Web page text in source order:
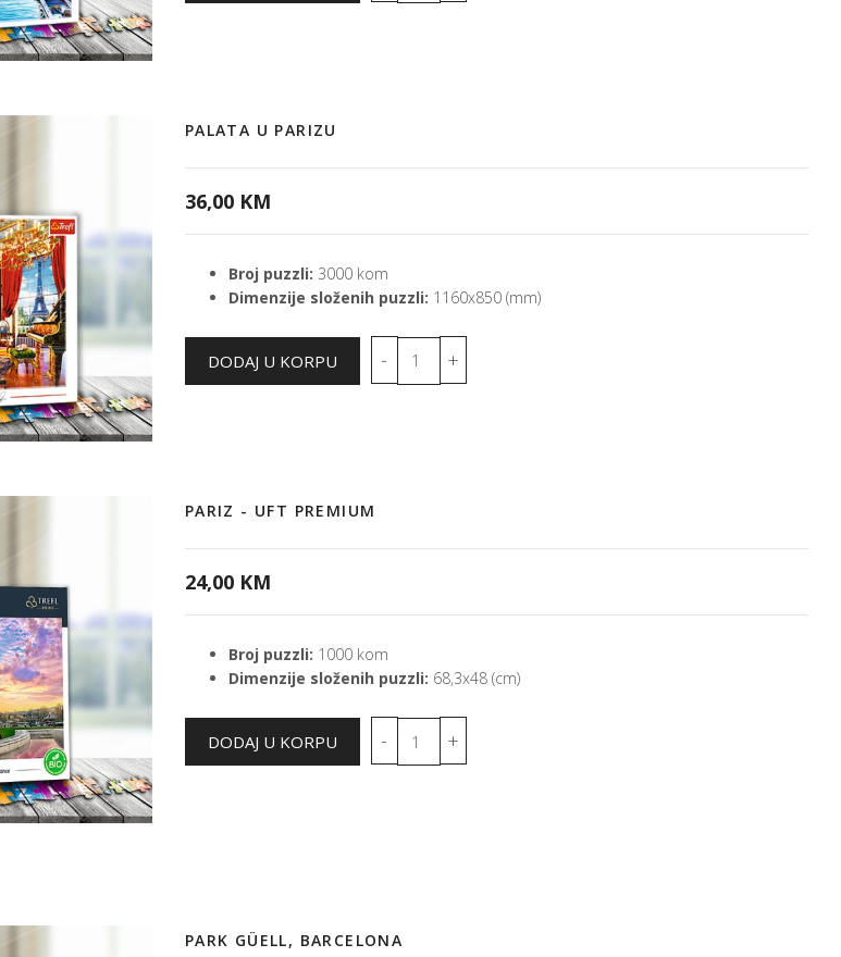
PALATA U PARIZU
36,00 KM
Broj puzzli: 3000 kom
Dimenzije složenih puzzli: 1160x850 (mm)
PARIZ - UFT PREMIUM
24,00 KM
Broj puzzli: 1000 kom
Dimenzije složenih puzzli: 68,3x48 (cm)
PARK GÜELL, BARCELONA